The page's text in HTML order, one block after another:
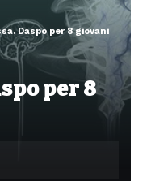
Daspo per 8 giovani
per 8